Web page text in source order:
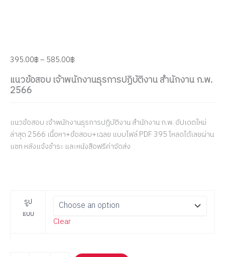
395.00฿– 585.00฿
แนวข้อสอบ เจ้าพนักงานธุรการปฏิบัติงาน สำนักงาน ก.พ.
2566
แนวข้อสอบ เจ้าพนักงานธุรการปฏิบัติงาน สำนักงาน ก.พ. อัปเดตใหม่
ล่าสุด 2566 เนื้อหา+ข้อสอบ+เฉลย แบบไฟล์ PDF 395 โหลดได้เลยผ่าน
แชท หลังแจ้งชำระ และหนังสือฟรีค่าจัดส่ง
รูป
แบบ
Clear